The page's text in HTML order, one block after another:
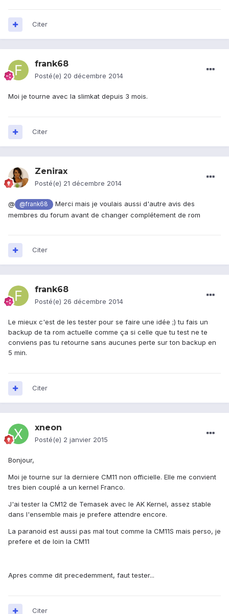
Citer
frank68
Posté(e) 20 décembre 2014
Moi je tourne avec la slimkat depuis 3 mois.
Citer
Zenirax
Posté(e) 21 décembre 2014
@ @frank68
Merci mais je voulais aussi d'autre avis des
membres du forum avant de changer complétement de rom
Citer
frank68
Posté(e) 26 décembre 2014
Le mieux c'est de les tester pour se faire une idée ;) tu fais un
backup de ta rom actuelle comme ça si celle que tu test ne te
conviens pas tu retourne sans aucunes perte sur ton backup en
5 min.
Citer
xneon
Posté(e) 2 janvier 2015
Bonjour,
Moi je tourne sur la derniere CM11 non officielle. Elle me convient
tres bien couplé a un kernel Franco.
J'ai tester la CM12 de Temasek avec le AK Kernel, assez stable
dans l'ensemble mais je prefere attendre encore.
La paranoid est aussi pas mal tout comme la CM11S mais perso, je
prefere et de loin la CM11
Apres comme dit precedemment, faut tester...
Citer